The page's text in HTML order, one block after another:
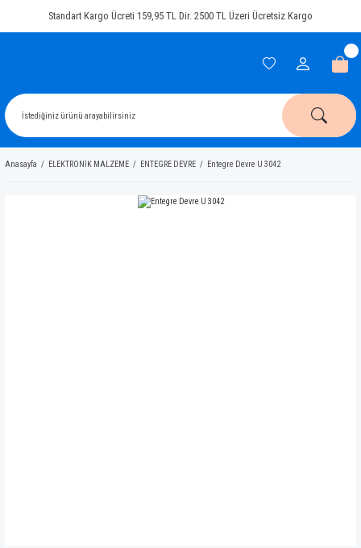
Standart Kargo Ücreti 159,95 TL Dir. 2500 TL Üzeri Ücretsiz Kargo
Anasayfa ELEKTRONİK MALZEME ENTEGRE DEVRE Entegre Devre U 3042